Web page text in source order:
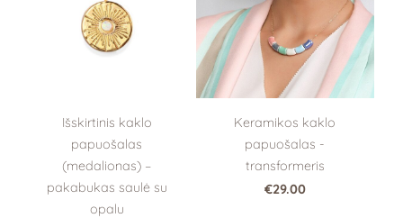
Išskirtinis kaklo
papuošalas
(medalionas) –
pakabukas saulė su
opalu
Keramikos kaklo
papuošalas -
transformeris
€29.00